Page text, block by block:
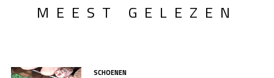
MEEST GELEZEN
SCHOENEN